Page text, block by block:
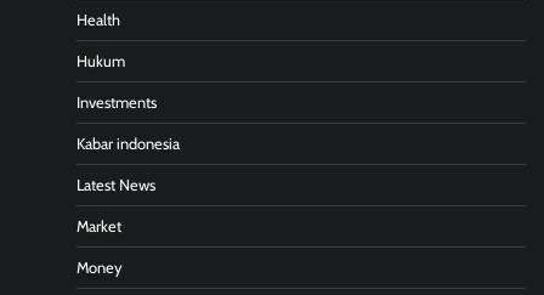
Health
Hukum
Investments
Kabar indonesia
Latest News
Market
Money